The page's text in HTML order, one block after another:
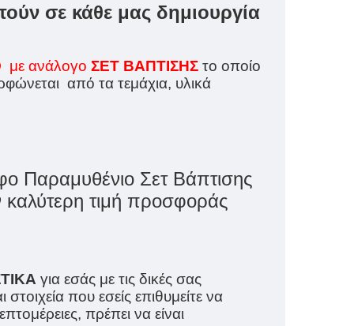
σε κάθε μας δημιουργία
με ανάλογο ΣΕΤ ΒΑΠΤΙΣΗΣ το οποίο
από τα τεμάχια, υλικά
Παραμυθένιο Σετ Βάπτισης
καλύτερη τιμή προσφοράς
για εσάς με τις δικές σας
στοιχεία που εσείς επιθυμείτε να
πρέπει να είναι